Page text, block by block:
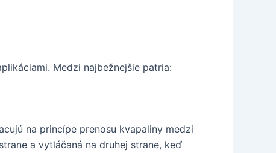
Medzi najbežnejšie patria:
na princípe prenosu kvapaliny medzi
a vytláčaná na druhej strane, keď